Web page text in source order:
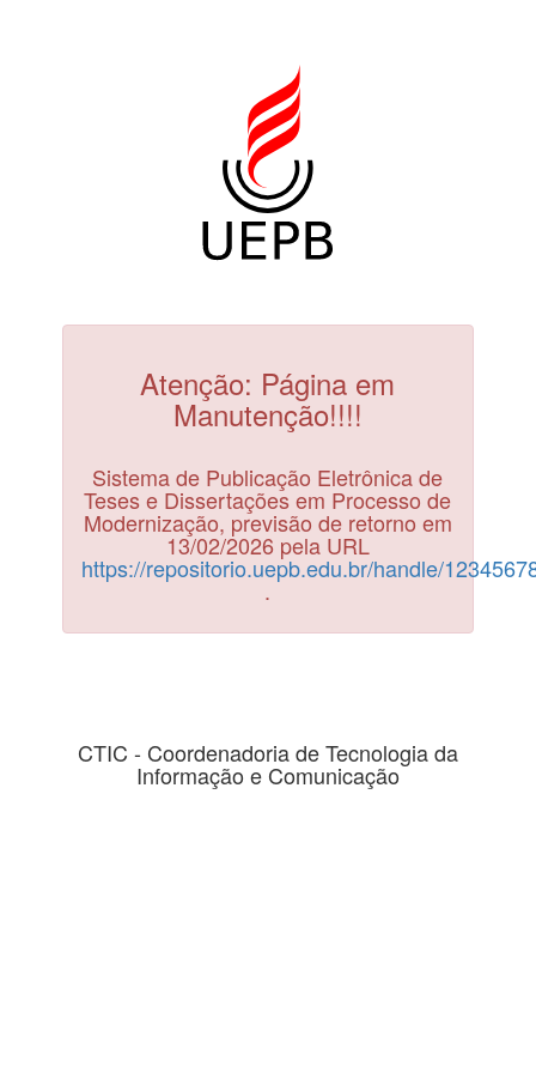
Atenção: Página em
Manutenção!!!!
Sistema de Publicação Eletrônica de
Teses e Dissertações em Processo de
Modernização, previsão de retorno em
13/02/2026 pela URL
https://repositorio.uepb.edu.br/handle/
.
CTIC - Coordenadoria de Tecnologia da
Informação e Comunicação